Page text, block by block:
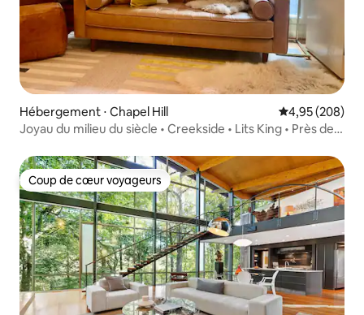
Hébergement ⋅ Chapel Hill Évaluation
4,95 (208)
Joyau du milieu du siècle • Creekside • Lits King • Près de
Coup de cœur voyageurs
Coup de cœur voyageurs